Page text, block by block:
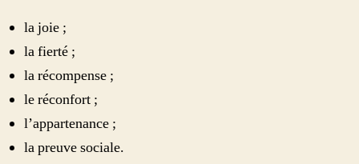
la joie ;
la fierté ;
la récompense ;
le réconfort ;
l’appartenance ;
la preuve sociale.